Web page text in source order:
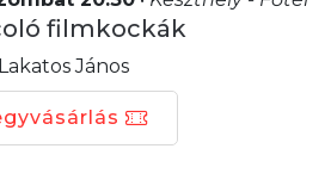
filmkockák
Lakatos János